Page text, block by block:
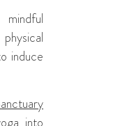
induce